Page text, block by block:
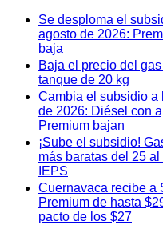
Se desploma el
agosto de 2026:
baja
Baja el precio del
tanque de 20 kg
Cambia el subsidio a
de 2026: Diésel con
Premium bajan
¡Sube el subsidio!
más baratas del 25
IEPS
Cuernavaca recibe a
Premium de hasta
pacto de los $27